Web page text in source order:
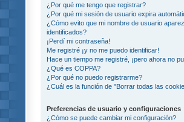
¿Por qué me tengo que registrar?
¿Por qué mi sesión de usuario expira
¿Cómo evito que mi nombre de usuario
identificados?
¡Perdí mi contraseña!
Me registré ¡y no me puedo identificar!
Hace un tiempo me registré, ¡pero ahora no
¿Qué es COPPA?
¿Por qué no puedo registrarme?
¿Cuál es la función de "Borrar todas las
Preferencias de usuario y configuraciones
¿Cómo se puede cambiar mi configuración?